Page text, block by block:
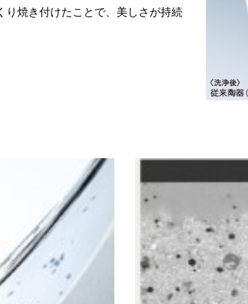
焼き付けたことで、美しさが持続